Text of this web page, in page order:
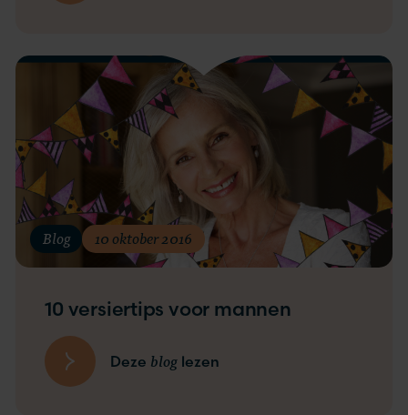
Blog 10 oktober 2016
10 versiertips voor mannen
Deze blog lezen